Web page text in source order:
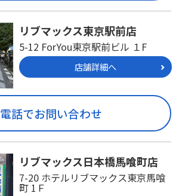
リブマックス東京駅前店
5-12 ForYou東京駅前ビル １F
店舗詳細へ
電話でお問い合わせ
リブマックス日本橋馬喰町店
7-20 ホテルリブマックス東京馬喰
町 1Ｆ